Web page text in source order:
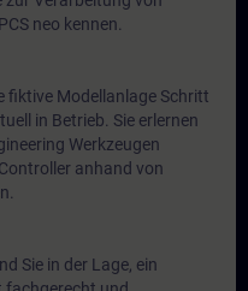
neo kennen.
fiktive Modellanlage Schritt
in Betrieb. Sie erlernen
Werkzeugen
anhand von
Sie in der Lage, ein